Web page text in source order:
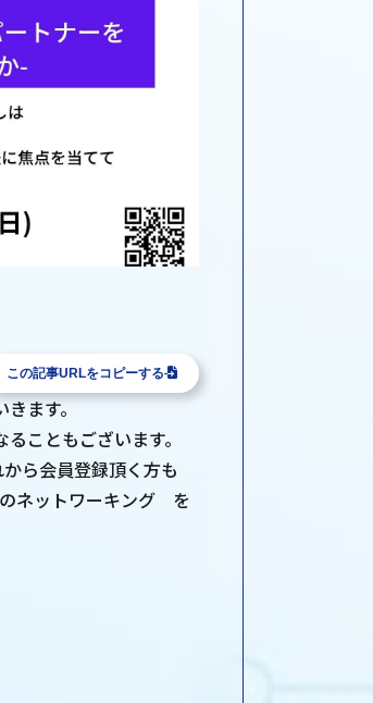
この記事URLをコピーする
ます。
こともございます。
ら会員登録頂く方も
ネットワーキング を